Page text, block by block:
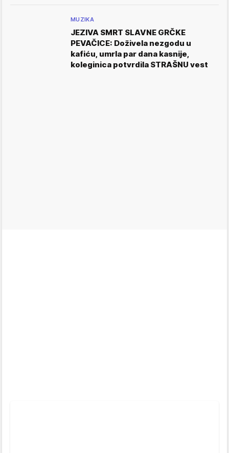
MUZIKA
JEZIVA SMRT SLAVNE GRČKE
PEVAČICE: Doživela nezgodu u
kafiću, umrla par dana kasnije,
koleginica potvrdila STRAŠNU vest